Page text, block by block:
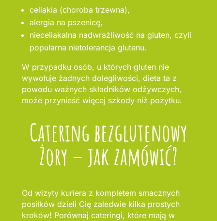
celiakia (choroba trzewna),
alergia na pszenicę,
nieceliakalna nadwrażliwość na gluten, czyli
popularna nietolerancja glutenu.
W przypadku osób, u których gluten nie
wywołuje żadnych dolegliwości, dieta ta z
powodu ważnych składników odżywczych,
może przynieść więcej szkody niż pożytku.
Catering bezglutenowy
Żory – jak zamówić?
Od wizyty kuriera z kompletem smacznych
posiłków dzieli Cię zaledwie kilka prostych
kroków! Porównaj cateringi, które mają w